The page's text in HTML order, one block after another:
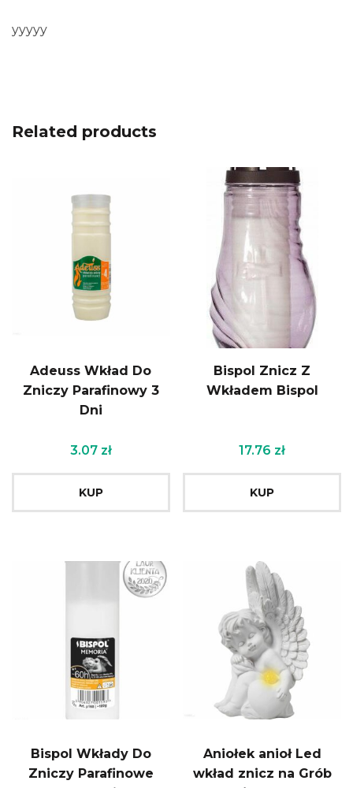
yyyyy
Related products
Adeuss Wkład Do
Zniczy Parafinowy 3
Dni
3.07 zł
KUP
Bispol Znicz Z
Wkładem Bispol
17.76 zł
KUP
Bispol Wkłady Do
Zniczy Parafinowe
Aniołek anioł Led
wkład znicz na Grób